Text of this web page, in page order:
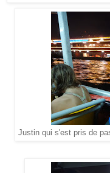
Justin qui s'est pris de